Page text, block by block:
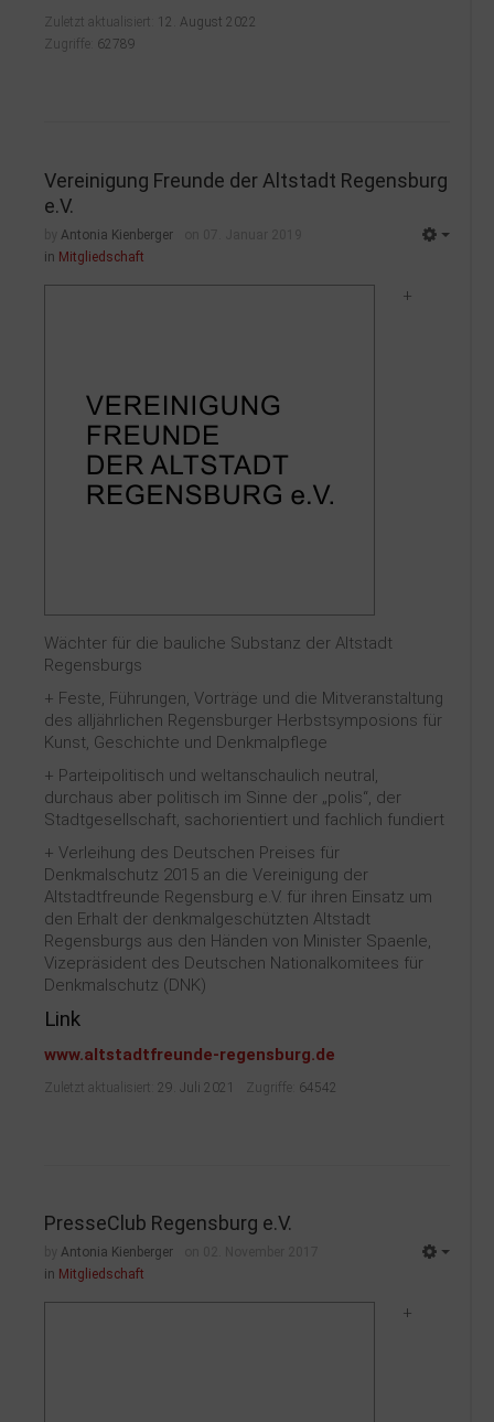
Zuletzt aktualisiert:
12. August 2022
Zugriffe: 62789
Vereinigung Freunde der Altstadt Regensburg
e.V.
Antonia Kienberger
in Mitgliedschaft
+
Wächter für die bauliche Substanz der Altstadt
Regensburgs
+ Feste, Führungen, Vorträge und die Mitveranstaltung
des alljährlichen Regensburger Herbstsymposions für
Kunst, Geschichte und Denkmalpflege
+ Parteipolitisch und weltanschaulich neutral,
durchaus aber politisch im Sinne der „polis“, der
Stadtgesellschaft, sachorientiert und fachlich fundiert
+ Verleihung des Deutschen Preises für
Denkmalschutz 2015 an die Vereinigung der
Altstadtfreunde Regensburg e.V. für ihren Einsatz um
den Erhalt der denkmalgeschützten Altstadt
Regensburgs aus den Händen von Minister Spaenle,
Vizepräsident des Deutschen Nationalkomitees für
Denkmalschutz (DNK)
Link
www.altstadtfreunde-regensburg.de
Zuletzt aktualisiert: 29. Juli 2021 Zugriffe: 64542
PresseClub Regensburg e.V.
Antonia Kienberger
in Mitgliedschaft
+